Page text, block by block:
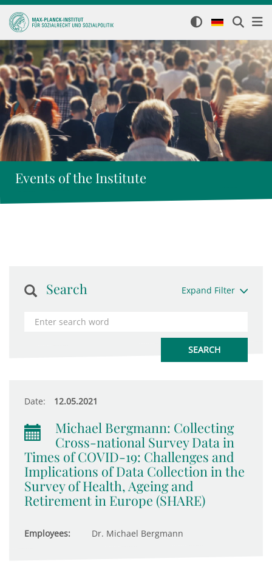
Events of the Institute
Search Expand Filter
Date: 12.05.2021
Michael Bergmann: Collecting
Cross-national Survey Data in
Times of COVID-19: Challenges and
Implications of Data Collection in the
Survey of Health, Ageing and
Retirement in Europe (SHARE)
Employees: Dr. Michael Bergmann